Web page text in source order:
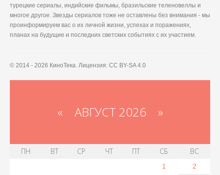
турецкие сериалы, индийские фильмы, бразильские теленовеллы и
многое другое. Звезды сериалов тоже не оставлены без внимания - мы
проинформируем вас о их личной жизни, успехах и поражениях,
планах на будущие и последних светских событиях с их участием.
© 2014 - 2026 КиноТека. Лицензия: CC BY-SA 4.0
« АВГУСТ 2026 »
ПН ВТ СР ЧТ ПТ СБ ВС
1 2